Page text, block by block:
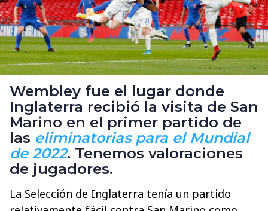
Wembley fue el lugar donde
Inglaterra recibió la visita de San
Marino en el primer partido de
las eliminatorias para el Mundial
de 2022. Tenemos valoraciones
de jugadores.
La Selección de Inglaterra tenía un partido